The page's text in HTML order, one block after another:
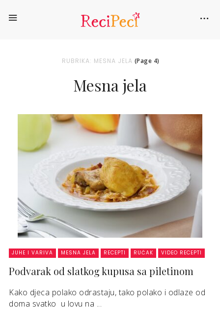
RUBRIKA: MESNA JELA (Page 4)
Mesna jela
JUHE I VARIVA MESNA JELA RECEPTI RUČAK VIDEO RECEPTI
Podvarak od slatkog kupusa sa piletinom
Kako djeca polako odrastaju, tako polako i odlaze od
doma svatko u lovu na ...